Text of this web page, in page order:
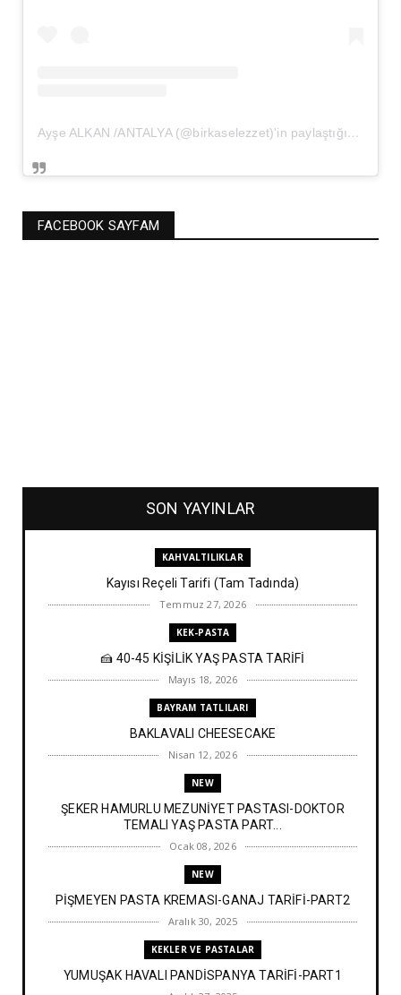
Ayşe ALKAN /ANTALYA (@birkaselezzet)'in paylaştığı bir gönderi
FACEBOOK SAYFAM
SON YAYINLAR
KAHVALTILIKLAR
Kayısı Reçeli Tarifi (Tam Tadında)
Temmuz 27, 2026
KEK-PASTA
🍰 40-45 KİŞİLİK YAŞ PASTA TARİFİ
Mayıs 18, 2026
BAYRAM TATLILARI
BAKLAVALI CHEESECAKE
Nisan 12, 2026
NEW
ŞEKER HAMURLU MEZUNİYET PASTASI-DOKTOR
TEMALI YAŞ PASTA PART...
Ocak 08, 2026
NEW
PİŞMEYEN PASTA KREMASI-GANAJ TARİFİ-PART2
Aralık 30, 2025
KEKLER VE PASTALAR
YUMUŞAK HAVALI PANDİSPANYA TARİFİ-PART1